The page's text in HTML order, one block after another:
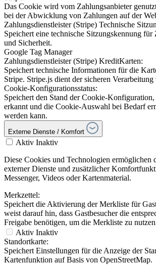
Das Cookie wird vom Zahlungsanbieter
bei der Abwicklung von Zahlungen auf der
Zahlungsdienstleister (Stripe) Technische
Speichert eine technische Sitzungskennung
und Sicherheit.
Google Tag Manager
Zahlungsdienstleister (Stripe) KreditKarten:
Speichert technische Informationen für die
Stripe. Stripe.js dient der sicheren
Cookie-Konfigurationsstatus:
Speichert den Stand der Cookie-
erkannt und die Cookie-Auswahl bei Bedarf
werden kann.
Externe Dienste / Komfort
Aktiv Inaktiv
Diese Cookies und Technologien ermöglichen
externer Dienste und zusätzlicher
Messenger, Videos oder Kartenmaterial.
Merkzettel:
Speichert die Aktivierung der Merkliste für
weist darauf hin, dass Gastbesucher die
Freigabe benötigen, um die Merkliste zu
Aktiv Inaktiv
Standortkarte:
Speichert Einstellungen für die Anzeige der
Kartenfunktion auf Basis von OpenStreetMap.